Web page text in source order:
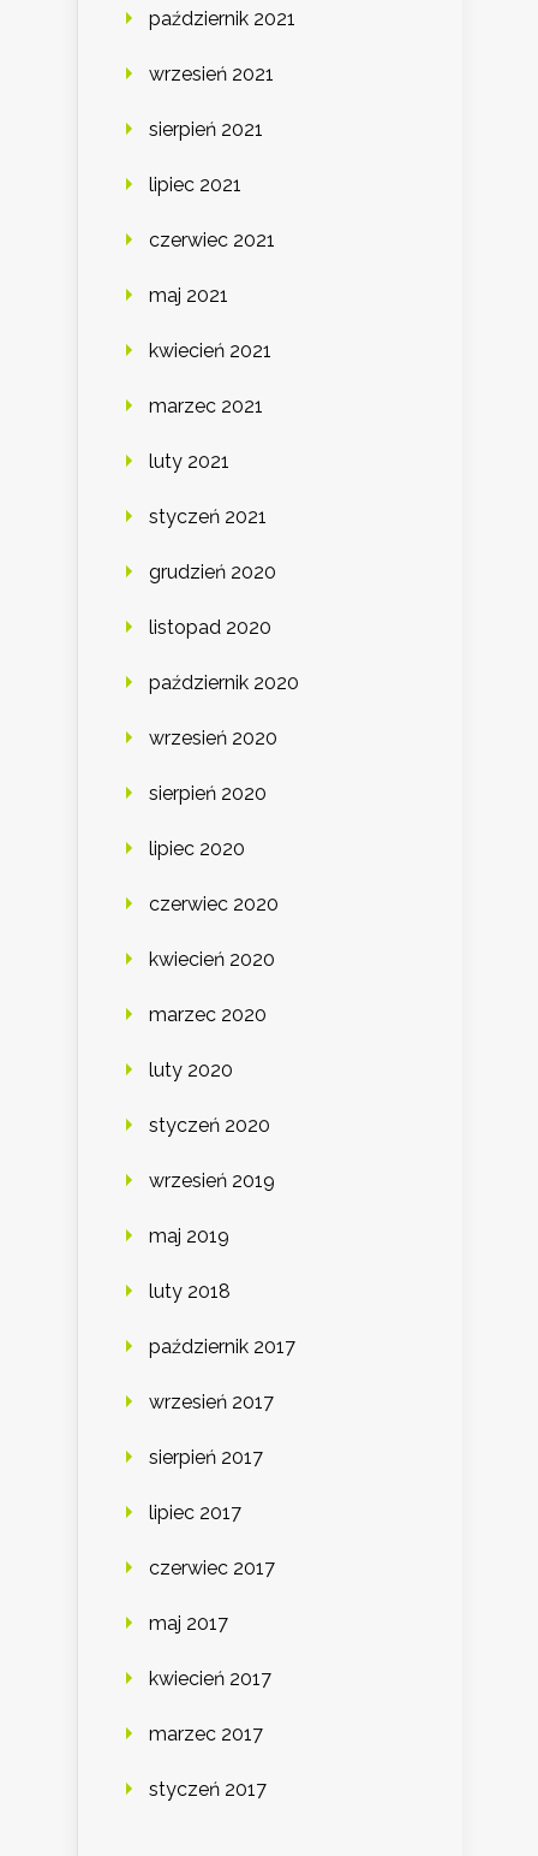
październik 2021
wrzesień 2021
sierpień 2021
lipiec 2021
czerwiec 2021
maj 2021
kwiecień 2021
marzec 2021
luty 2021
styczeń 2021
grudzień 2020
listopad 2020
październik 2020
wrzesień 2020
sierpień 2020
lipiec 2020
czerwiec 2020
kwiecień 2020
marzec 2020
luty 2020
styczeń 2020
wrzesień 2019
maj 2019
luty 2018
październik 2017
wrzesień 2017
sierpień 2017
lipiec 2017
czerwiec 2017
maj 2017
kwiecień 2017
marzec 2017
styczeń 2017